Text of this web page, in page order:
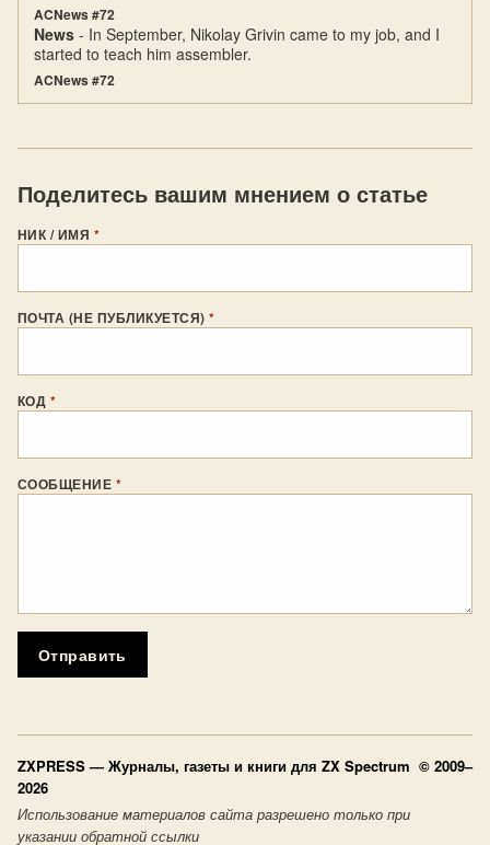
ACNews #72
News - In September, Nikolay Grivin came to my job, and I
started to teach him assembler.
ACNews #72
Поделитесь вашим мнением о статье
НИК / ИМЯ *
ПОЧТА (НЕ ПУБЛИКУЕТСЯ)*
КОД *
СООБЩЕНИЕ *
Отправить
ZXPRESS — Журналы, газеты и книги для ZX Spectrum © 2009–
2026
Использование материалов сайта разрешено только при
указании обратной ссылки